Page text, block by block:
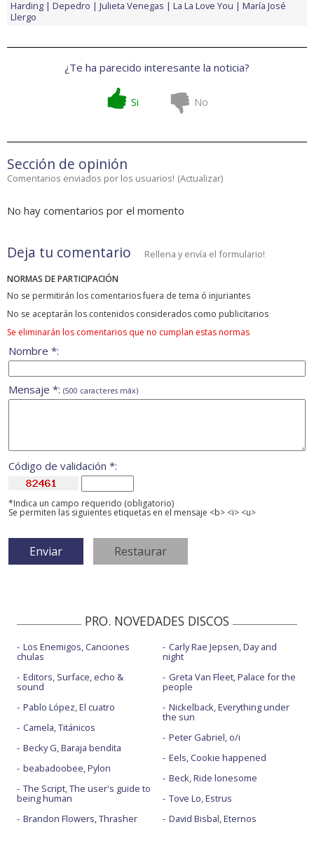
Harding
Depedro Julieta Venegas La La Love You
María José
Llergo
¿Te ha parecido interesante la noticia?
Si No
Sección de opinión
Comentarios enviados por los usuarios! (Actualizar)
No hay comentarios por el momento
Deja tu comentario Rellena y envía el formulario!
NORMAS DE PARTICIPACIÓN
No se permitirán los comentarios fuera de tema ó injuriantes
No se aceptarán los contenidos considerados como publicitarios
Se eliminarán los comentarios que no cumplan estas normas
Nombre *:
Mensaje *: (500 caracteres máx)
Código de validación *:
*Indica un campo requerido (obligatorio)
Se permiten las siguientes etiquetas en el mensaje <b> <i> <u>
PRO. NOVEDADES DISCOS
Los Enemigos, Canciones
chulas
Editors, Surface, echo &
sound
Pablo López, El cuatro
Camela, Titánicos
Becky G, Baraja bendita
beabadoobee, Pylon
The Script, The user's guide to
being human
Brandon Flowers, Thrasher
Carly Rae Jepsen, Day and
night
Greta Van Fleet, Palace for the
people
Nickelback, Everything under
the sun
Peter Gabriel, o/i
Eels, Cookie happened
Beck, Ride lonesome
Tove Lo, Estrus
David Bisbal, Eternos